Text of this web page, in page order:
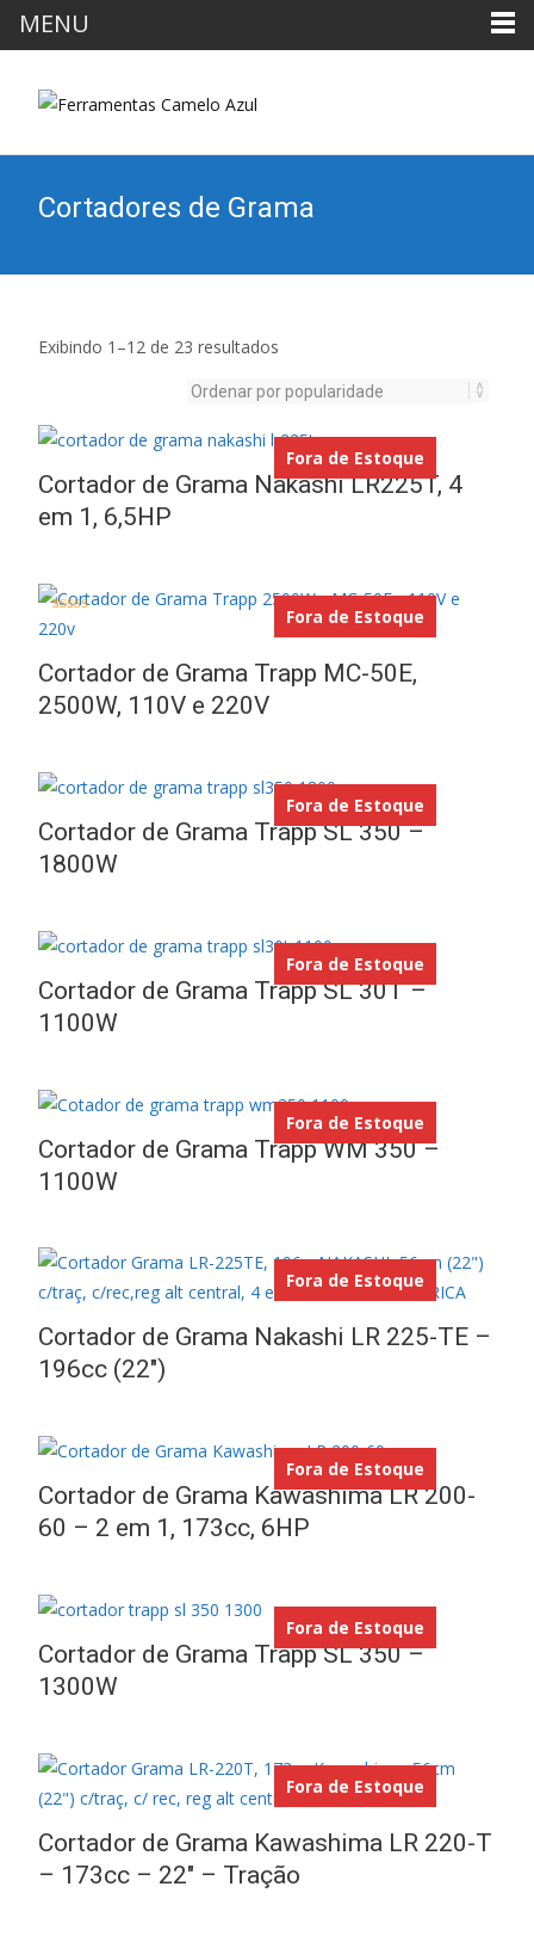
Cortadores de Grama
Exibindo 1–12 de 23 resultados
Fora de Estoque
Cortador de Grama Nakashi LR225T, 4
em 1, 6,5HP
Fora de Estoque
Cortador de Grama Trapp MC-50E,
2500W, 110V e 220V
Avaliação
5.00
Fora de Estoque
Cortador de Grama Trapp SL 350 –
1800W
Fora de Estoque
Cortador de Grama Trapp SL 30T –
1100W
Fora de Estoque
Cortador de Grama Trapp WM 350 –
1100W
Fora de Estoque
Cortador de Grama Nakashi LR 225-TE –
196cc (22″)
Fora de Estoque
Cortador de Grama Kawashima LR 200-
60 – 2 em 1, 173cc, 6HP
Fora de Estoque
Cortador de Grama Trapp SL 350 –
1300W
Fora de Estoque
Cortador de Grama Kawashima LR 220-T
– 173cc – 22″ – Tração
MENU